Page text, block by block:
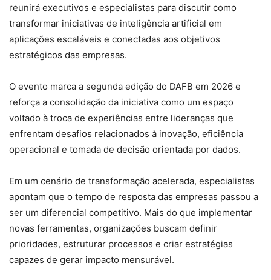
reunirá executivos e especialistas para discutir como
transformar iniciativas de inteligência artificial em
aplicações escaláveis e conectadas aos objetivos
estratégicos das empresas.
O evento marca a segunda edição do DAFB em 2026 e
reforça a consolidação da iniciativa como um espaço
voltado à troca de experiências entre lideranças que
enfrentam desafios relacionados à inovação, eficiência
operacional e tomada de decisão orientada por dados.
Em um cenário de transformação acelerada, especialistas
apontam que o tempo de resposta das empresas passou a
ser um diferencial competitivo. Mais do que implementar
novas ferramentas, organizações buscam definir
prioridades, estruturar processos e criar estratégias
capazes de gerar impacto mensurável.